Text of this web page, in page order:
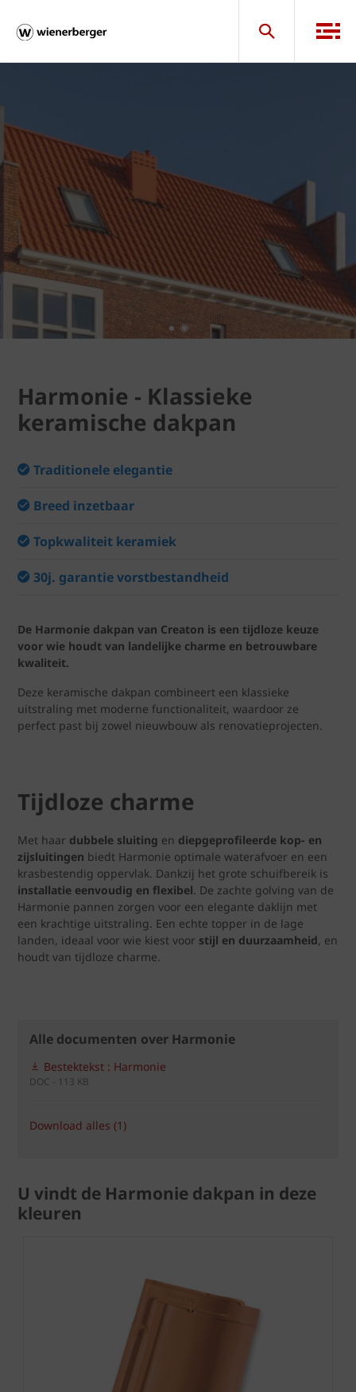
Harmonie - Klassieke
keramische dakpan
Traditionele elegantie
Breed inzetbaar
Topkwaliteit keramiek
30j. garantie vorstbestandheid
De Harmonie dakpan van Creaton is een tijdloze keuze
voor wie houdt van landelijke charme en betrouwbare
kwaliteit.
Deze keramische dakpan combineert een klassieke
uitstraling met moderne functionaliteit, waardoor ze
perfect past bij zowel nieuwbouw als renovatieprojecten.
Tijdloze charme
Met haar dubbele sluiting en diepgeprofileerde kop- en
zijsluitingen biedt Harmonie optimale waterafvoer en een
krasbestendig oppervlak. Dankzij het grote schuifbereik is
installatie eenvoudig en flexibel. De zachte golving van de
Harmonie pannen zorgen voor een elegante daklijn met
een krachtige uitstraling. Een echte topper in de lage
landen, ideaal voor wie kiest voor stijl en duurzaamheid, en
houdt van tijdloze charme.
Alle documenten over Harmonie
Bestektekst : Harmonie
DOC - 113 KB
Download alles (1)
U vindt de Harmonie dakpan in deze
kleuren